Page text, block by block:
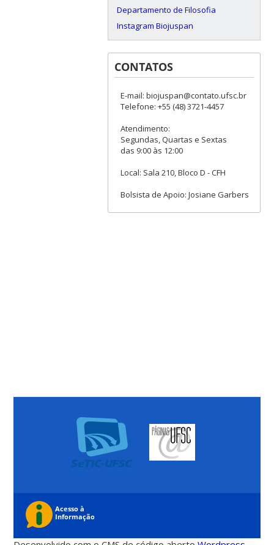
Departamento de Filosofia
Instagram Biojuspan
CONTATOS
E-mail: biojuspan@contato.ufsc.br
Telefone: +55 (48) 3721-4457
Atendimento:
Segundas, Quartas e Sextas
das 9:00 às 12:00
Local: Sala 210, Bloco D - CFH
Bolsista de Apoio: Josiane Garbers